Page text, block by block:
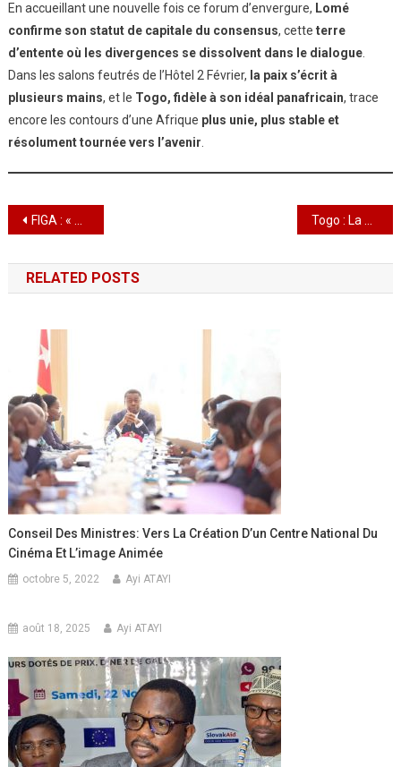
En accueillant une nouvelle fois ce forum d’envergure, Lomé
confirme son statut de capitale du consensus, cette terre
d’entente où les divergences se dissolvent dans le dialogue.
Dans les salons feutrés de l’Hôtel 2 Février, la paix s’écrit à
plusieurs mains, et le Togo, fidèle à son idéal panafricain, trace
encore les contours d’une Afrique plus unie, plus stable et
résolument tournée vers l’avenir.
Navigation
de
l’article
FIGA : « Allah n’est pas obligé » : La littérature de Kourouma s’incarne en film sous la plume visuelle de Zaven Najjar Togo : La CNSS étend le souffle de la santé à tous les travailleurs
RELATED POSTS
Conseil Des Ministres: Vers La Création D’un Centre National Du
Cinéma Et L’image Animée
octobre 5, 2022 Ayi ATAYI
août 18, 2025 Ayi ATAYI